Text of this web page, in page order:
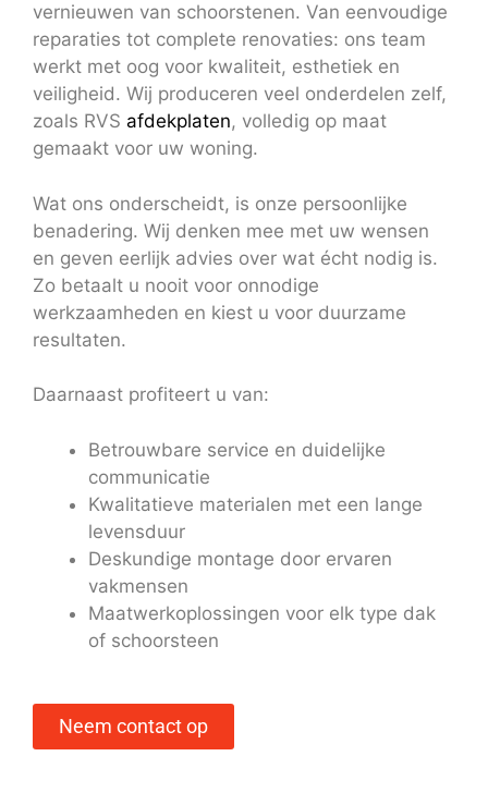
vernieuwen van schoorstenen. Van eenvoudige
reparaties tot complete renovaties: ons team
werkt met oog voor kwaliteit, esthetiek en
veiligheid. Wij produceren veel onderdelen zelf,
zoals RVS afdekplaten, volledig op maat
gemaakt voor uw woning.
Wat ons onderscheidt, is onze persoonlijke
benadering. Wij denken mee met uw wensen
en geven eerlijk advies over wat écht nodig is.
Zo betaalt u nooit voor onnodige
werkzaamheden en kiest u voor duurzame
resultaten.
Daarnaast profiteert u van:
Betrouwbare service en duidelijke
communicatie
Kwalitatieve materialen met een lange
levensduur
Deskundige montage door ervaren
vakmensen
Maatwerkoplossingen voor elk type dak
of schoorsteen
Neem contact op